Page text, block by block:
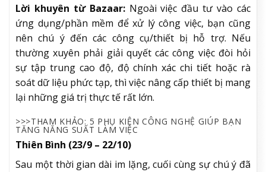
Lời khuyên từ Bazaar: Ngoài việc đầu tư vào các
ứng dụng/phần mềm để xử lý công việc, bạn cũng
nên chú ý đến các công cụ/thiết bị hỗ trợ. Nếu
thường xuyên phải giải quyết các công việc đòi hỏi
sự tập trung cao độ, độ chính xác chi tiết hoặc rà
soát dữ liệu phức tạp, thì việc nâng cấp thiết bị mang
lại những giá trị thực tế rất lớn.
>>>THAM KHẢO: 5 PHỤ KIỆN CÔNG NGHỆ GIÚP BẠN
TĂNG NĂNG SUẤT LÀM VIỆC
Thiên Bình (23/9 – 22/10)
Sau một thời gian dài im lặng, cuối cùng sự chú ý đã